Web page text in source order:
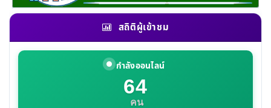
สถิติผู้เข้าชม
กำลังออนไลน์
64
คน